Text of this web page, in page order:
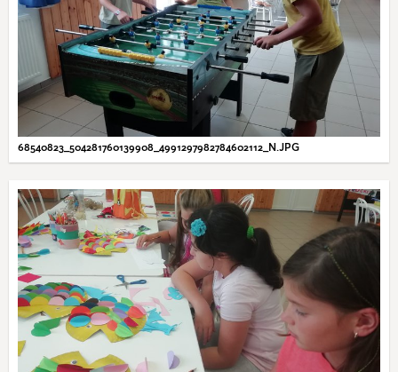
68540823_504281760139908_4991297982784602112_N.JPG